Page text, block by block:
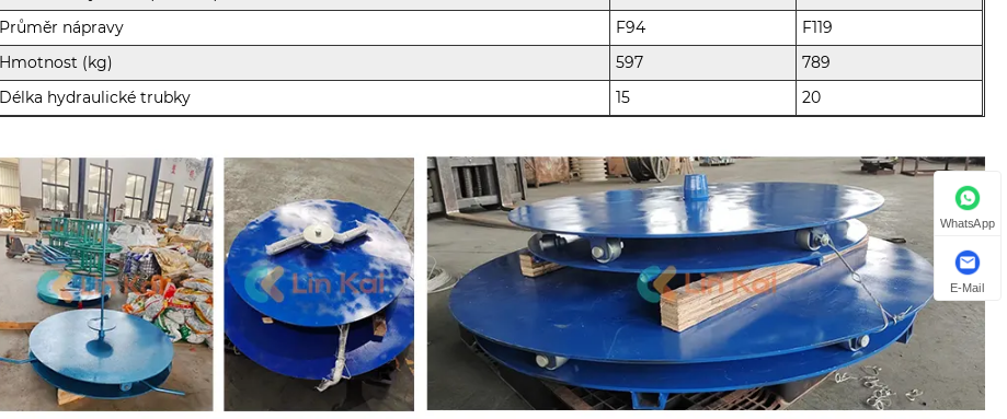
Průměr nápravy
F94
F119
Hmotnost (kg)
597
789
Délka hydraulické trubky
15 20
WhatsApp
E-Mail